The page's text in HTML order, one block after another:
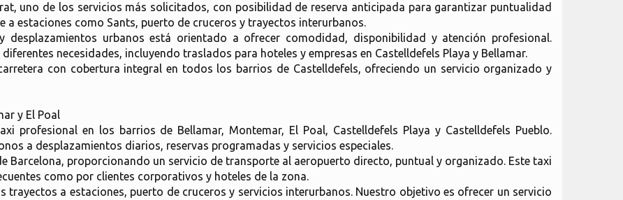
uno de los servicios más solicitados, con posibilidad de reserva anticipada para garantizar puntualidad
estaciones como Sants, puerto de cruceros y trayectos interurbanos.
desplazamientos urbanos está orientado a ofrecer comodidad, disponibilidad y atención profesional.
necesidades, incluyendo traslados para hoteles y empresas en Castelldefels Playa y Bellamar.
con cobertura integral en todos los barrios de Castelldefels, ofreciendo un servicio organizado y
y El Poal
profesional en los barrios de Bellamar, Montemar, El Poal, Castelldefels Playa y Castelldefels Pueblo.
a desplazamientos diarios, reservas programadas y servicios especiales.
Barcelona, proporcionando un servicio de transporte al aeropuerto directo, puntual y organizado. Este taxi
como por clientes corporativos y hoteles de la zona.
a estaciones, puerto de cruceros y servicios interurbanos. Nuestro objetivo es ofrecer un servicio